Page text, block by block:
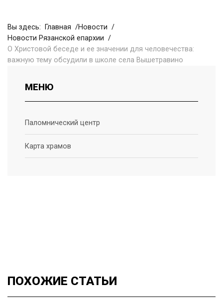
Вы здесь: Главная
Новости
Новости Рязанской епархии
О Христовой беседе и ее значении для человечества:
важную тему обсудили в школе села Вышетравино
МЕНЮ
Паломнический центр
Карта храмов
ПОХОЖИЕ СТАТЬИ